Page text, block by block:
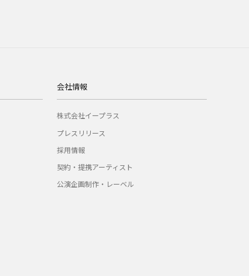
会社情報
株式会社イープラス
プレスリリース
採用情報
契約・提携アーティスト
公演企画制作・レーベル